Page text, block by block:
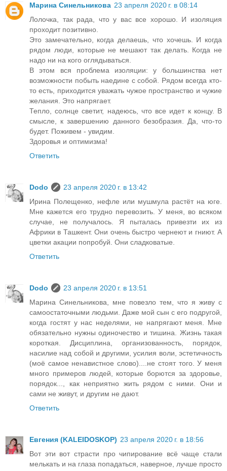
Марина Синельникова 23 апреля 2020 г. в 08:14
Лолочка, так рада, что у вас все хорошо. И изоляция
проходит позитивно.
Это замечательно, когда делаешь, что хочешь. И когда
рядом люди, которые не мешают так делать. Когда не
надо ни на кого оглядываться.
В этом вся проблема изоляции: у большинства нет
возможности побыть наедине с собой. Рядом всегда кто-
то есть, приходится уважать чужое пространство и чужие
желания. Это напрягает.
Тепло, солнце светит, надеюсь, что все идет к концу. В
смысле, к завершению данного безобразия. Да, что-то
будет. Поживем - увидим.
Здоровья и оптимизма!
Ответить
Dodo
23 апреля 2020 г. в 13:42
Ирина Полещенко, нефле или мушмула растёт на юге.
Мне кажется его трудно перевозить. У меня, во всяком
случае, не получалось. Я пыталась привезти их из
Африки в Ташкент. Они очень быстро чернеют и гниют. А
цветки акации попробуй. Они сладковатые.
Ответить
Dodo
23 апреля 2020 г. в 13:51
Марина Синельникова, мне повезло тем, что я живу с
самоостаточными людьми. Даже мой сын с его подругой,
когда гостят у нас неделями, не напрягают меня. Мне
обязательно нужны одиночество и тишина. Жизнь такая
короткая. Дисциплина, организованность, порядок,
насилие над собой и другими, усилия воли, эстетичность
(моё самое ненавистное слово)....не стоят того. У меня
много примеров людей, которые борются за здоровье,
порядок..., как неприятно жить рядом с ними. Они и
сами не живут, и другим не дают.
Ответить
Евгения (KALEIDOSKOP) 23 апреля 2020 г. в 18:56
Вот эти вот страсти про чипирование всё чаще стали
мелькать и на глаза попадаться, наверное, лучше просто